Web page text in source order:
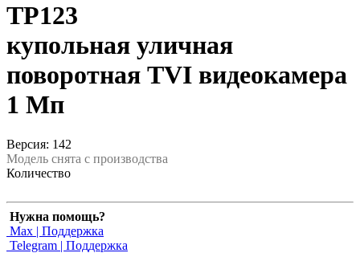
TP123
купольная уличная
поворотная TVI видеокамера
1 Мп
Версия: 142
Модель снята с производства
Количество
Нужна помощь?
Max | Поддержка
Telegram | Поддержка